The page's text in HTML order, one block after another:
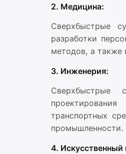
2. Медицина:
Сверхбыстрые
разработки
методов, а также
3. Инженерия:
Сверхбыстрые
транспортных
промышленности.
4. Искусственный